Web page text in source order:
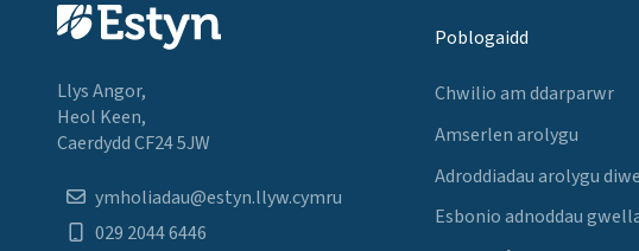
Llys Angor,
Heol Keen,
Caerdydd CF24 5JW
ymholiadau@estyn.llyw.cymru
029 2044 6446
Poblogaidd
Chwilio am ddarparwr
Amserlen arolygu
Adroddiadau arolygu
Esbonio adnoddau